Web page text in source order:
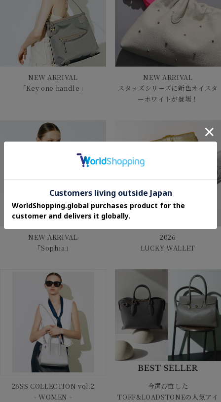
NEW ARRIVAL
「Key one handle」
NEW ARRIVAL
スタッズシリーズに新色オイスタ
ーホワイトが登場！
NEW ARRIVAL
「Sophia」
2026
LUCKY WALLET
26SS COLLECTION vol.2
- WOMEN -
今選び直した
TOFF&LOADSTONEの人気アイ